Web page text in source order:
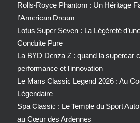
Rolls-Royce Phantom : Un Héritage
l’American Dream
Lotus Super Seven : La Légèreté
Conduite Pure
La BYD Denza Z : quand la supercar
performance et l’innovation
Le Mans Classic Legend 2026 : Au
Légendaire
Spa Classic : Le Temple du Sport
au Cœur des Ardennes